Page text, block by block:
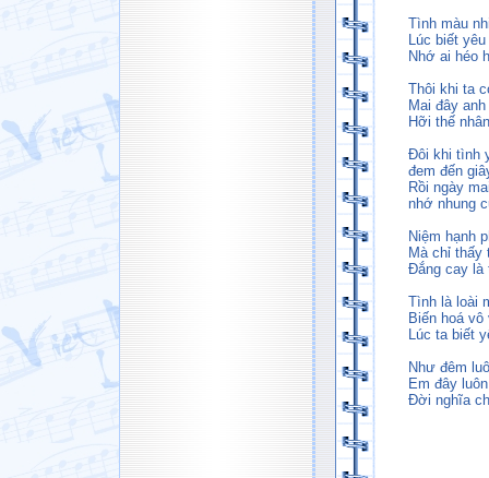
Tình màu
Lúc biết
Nhớ ai héo
Thôi khi ta
Mai đây
Hỡi thế
Đôi khi tình
đem đến
Rồi ngày
nhớ nhung
Niệm hạnh
Mà chỉ thấy
Đắng cay là
Tình là loài
Biến hoá vô
Lúc ta biết
Như đêm
Em đây
Đời nghĩa